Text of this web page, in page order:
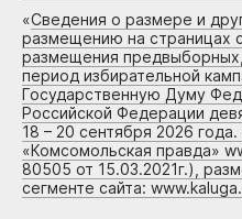
«Сведения о размере и
размещению на страницах
размещения
период избирательной
Государственную Думу
Российской Федерации
18 – 20 сентября 2026
«Комсомольская правда»
80505 от 15.03.2021г.),
сегменте сайта: